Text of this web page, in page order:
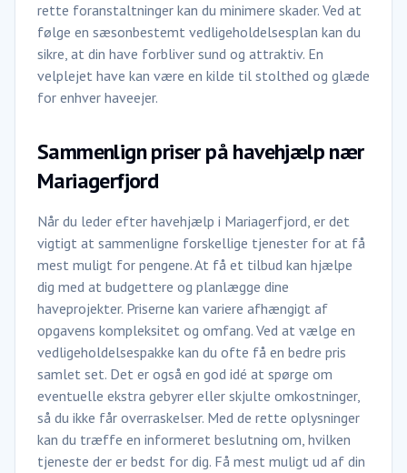
rette foranstaltninger kan du minimere skader. Ved at
følge en sæsonbestemt vedligeholdelsesplan kan du
sikre, at din have forbliver sund og attraktiv. En
velplejet have kan være en kilde til stolthed og glæde
for enhver haveejer.
Sammenlign priser på havehjælp nær
Mariagerfjord
Når du leder efter havehjælp i Mariagerfjord, er det
vigtigt at sammenligne forskellige tjenester for at få
mest muligt for pengene. At få et tilbud kan hjælpe
dig med at budgettere og planlægge dine
haveprojekter. Priserne kan variere afhængigt af
opgavens kompleksitet og omfang. Ved at vælge en
vedligeholdelsespakke kan du ofte få en bedre pris
samlet set. Det er også en god idé at spørge om
eventuelle ekstra gebyrer eller skjulte omkostninger,
så du ikke får overraskelser. Med de rette oplysninger
kan du træffe en informeret beslutning om, hvilken
tjeneste der er bedst for dig. Få mest muligt ud af din